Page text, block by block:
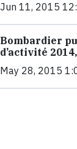
Jun 11, 2015
Bombardier
d’activité
May 28, 2015